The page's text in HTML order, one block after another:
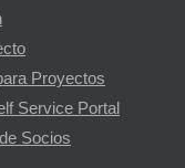
Proyectos
Service Portal
Socios